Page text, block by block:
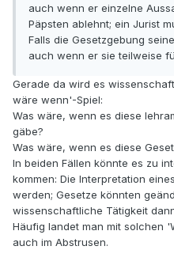
auch wenn er einzelne
Päpsten ablehnt; ein Jurist
Falls die Gesetzgebung
auch wenn er sie teilweise
Gerade da wird es
wäre wenn'-Spiel:
Was wäre, wenn es diese
gäbe?
Was wäre, wenn es diese
In beiden Fällen könnte es zu
kommen: Die Interpretation
werden; Gesetze könnten
wissenschaftliche Tätigkeit
Häufig landet man mit solchen
auch im Abstrusen.